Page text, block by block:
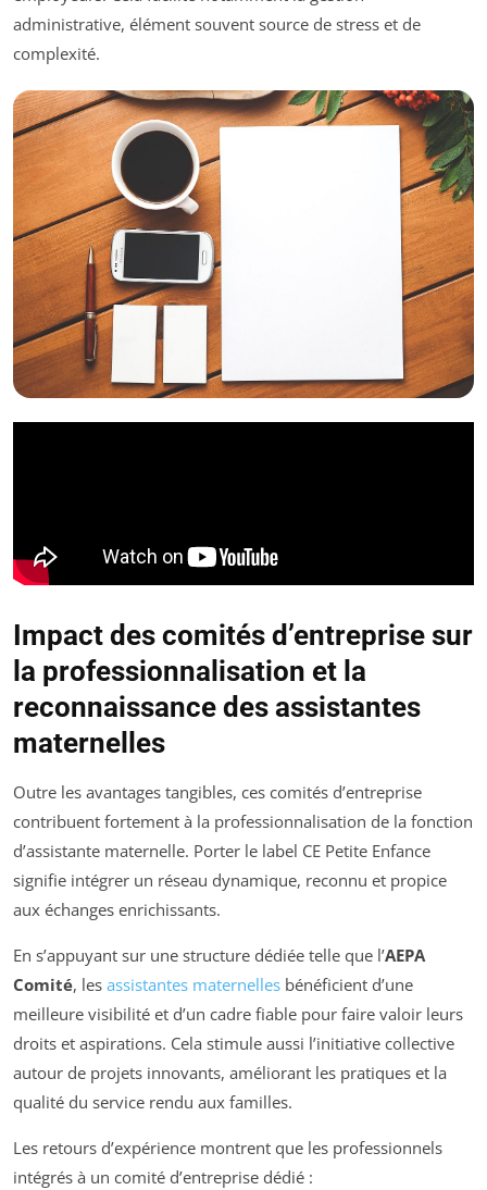
administrative, élément souvent source de stress et de
complexité.
Impact des comités d’entreprise sur
la professionnalisation et la
reconnaissance des assistantes
maternelles
Outre les avantages tangibles, ces comités d’entreprise
contribuent fortement à la professionnalisation de la fonction
d’assistante maternelle. Porter le label CE Petite Enfance
signifie intégrer un réseau dynamique, reconnu et propice
aux échanges enrichissants.
En s’appuyant sur une structure dédiée telle que l’AEPA
Comité, les assistantes maternelles bénéficient d’une
meilleure visibilité et d’un cadre fiable pour faire valoir leurs
droits et aspirations. Cela stimule aussi l’initiative collective
autour de projets innovants, améliorant les pratiques et la
qualité du service rendu aux familles.
Les retours d’expérience montrent que les professionnels
intégrés à un comité d’entreprise dédié :